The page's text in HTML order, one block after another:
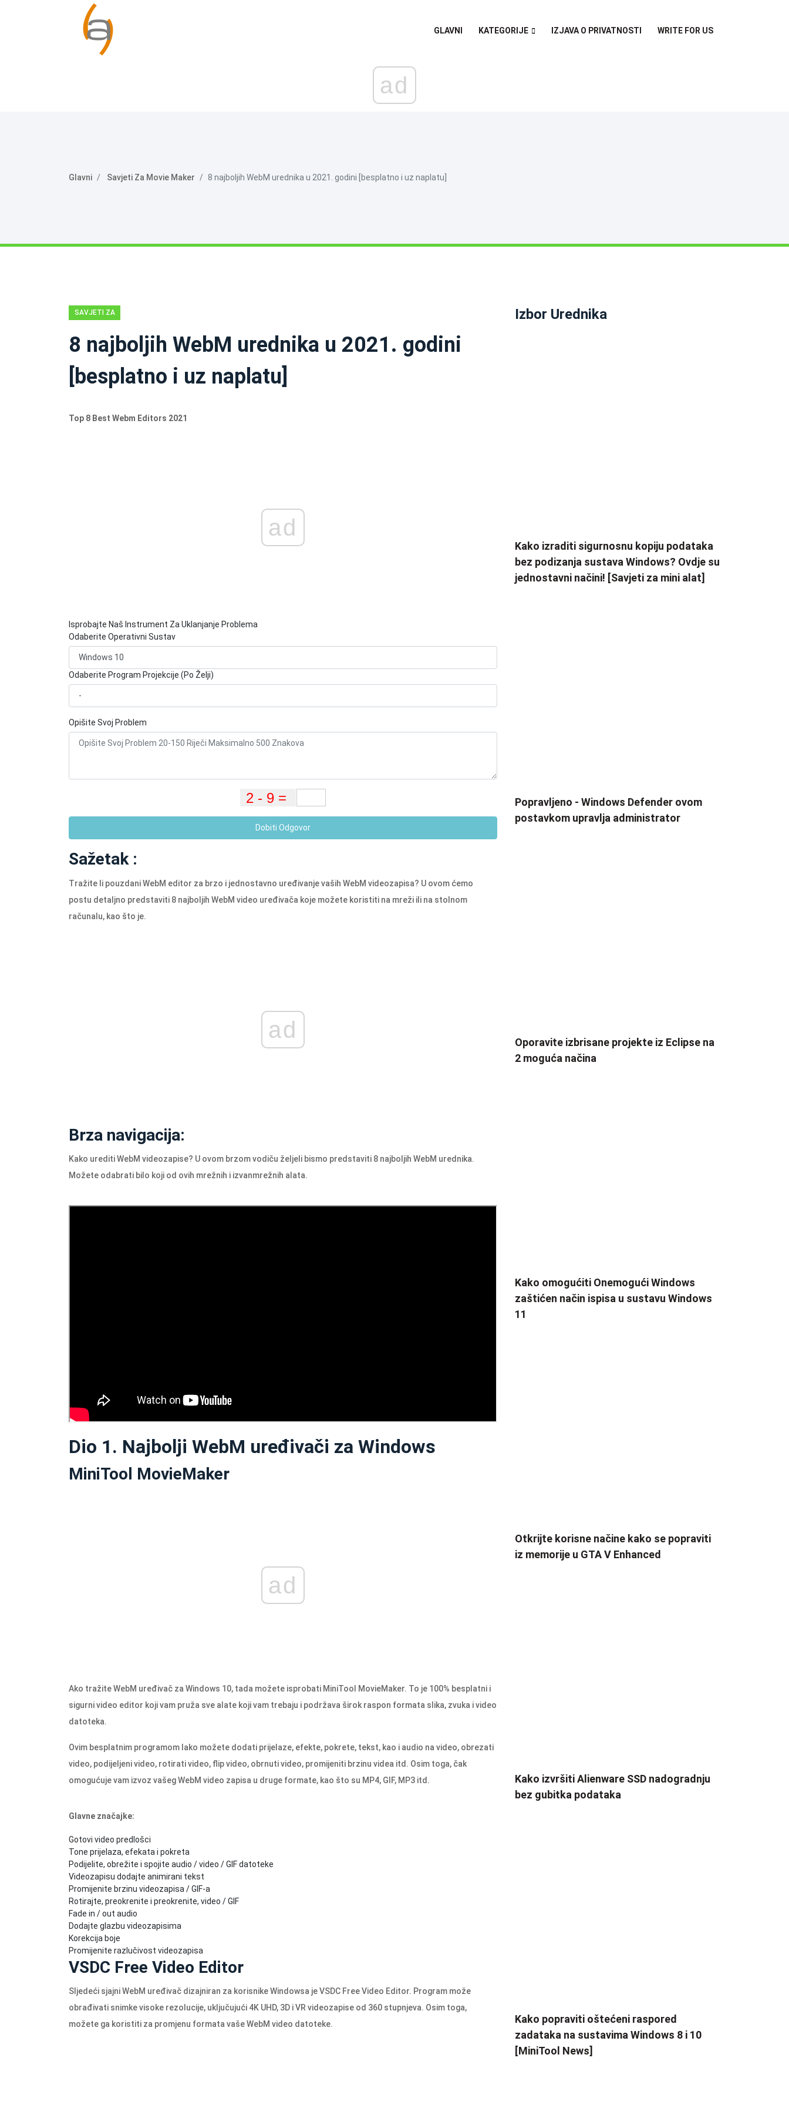
GLAVNI KATEGORIJE IZJAVA O PRIVATNOSTI WRITE FOR US
ad
Glavni Savjeti Za Movie Maker 8 najboljih WebM urednika u 2021. godini [besplatno i uz naplatu]
SAVJETI ZA
8 najboljih WebM urednika u 2021. godini
[besplatno i uz naplatu]
Top 8 Best Webm Editors 2021
ad
Isprobajte Naš Instrument Za Uklanjanje Problema
Odaberite Operativni Sustav
Odaberite Program Projekcije (Po Želji)
Opišite Svoj Problem
Dobiti Odgovor
Sažetak :
Tražite li pouzdani WebM editor za brzo i jednostavno uređivanje vaših WebM videozapisa? U ovom ćemo
postu detaljno predstaviti 8 najboljih WebM video uređivača koje možete koristiti na mreži ili na stolnom
računalu, kao što je.
ad
Brza navigacija:
Kako urediti WebM videozapise? U ovom brzom vodiču željeli bismo predstaviti 8 najboljih WebM urednika.
Možete odabrati bilo koji od ovih mrežnih i izvanmrežnih alata.
Dio 1. Najbolji WebM uređivači za Windows
MiniTool MovieMaker
ad
Ako tražite WebM uređivač za Windows 10, tada možete isprobati MiniTool MovieMaker. To je 100% besplatni i
sigurni video editor koji vam pruža sve alate koji vam trebaju i podržava širok raspon formata slika, zvuka i video
datoteka.
Ovim besplatnim programom lako možete dodati prijelaze, efekte, pokrete, tekst, kao i audio na video, obrezati
video, podijeljeni video, rotirati video, flip video, obrnuti video, promijeniti brzinu videa itd. Osim toga, čak
omogućuje vam izvoz vašeg WebM video zapisa u druge formate, kao što su MP4, GIF, MP3 itd.
Glavne značajke:
Gotovi video predlošci
Tone prijelaza, efekata i pokreta
Podijelite, obrežite i spojite audio / video / GIF datoteke
Videozapisu dodajte animirani tekst
Promijenite brzinu videozapisa / GIF-a
Rotirajte, preokrenite i preokrenite, video / GIF
Fade in / out audio
Dodajte glazbu videozapisima
Korekcija boje
Promijenite razlučivost videozapisa
VSDC Free Video Editor
Sljedeći sjajni WebM uređivač dizajniran za korisnike Windowsa je VSDC Free Video Editor. Program može
obrađivati ​​snimke visoke rezolucije, uključujući 4K UHD, 3D i VR videozapise od 360 stupnjeva. Osim toga,
možete ga koristiti za promjenu formata vaše WebM video datoteke.
Izbor Urednika
Kako izraditi sigurnosnu kopiju podataka
bez podizanja sustava Windows? Ovdje su
jednostavni načini! [Savjeti za mini alat]
Popravljeno - Windows Defender ovom
postavkom upravlja administrator
Oporavite izbrisane projekte iz Eclipse na
2 moguća načina
Kako omogućiti Onemogući Windows
zaštićen način ispisa u sustavu Windows
11
Otkrijte korisne načine kako se popraviti
iz memorije u GTA V Enhanced
Kako izvršiti Alienware SSD nadogradnju
bez gubitka podataka
Kako popraviti oštećeni raspored
zadataka na sustavima Windows 8 i 10
[MiniTool News]